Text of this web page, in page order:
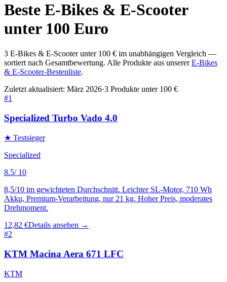
Beste E-Bikes & E-Scooter
unter 100 Euro
3 E-Bikes & E-Scooterunter 100 € im unabhängigen Vergleich —
sortiert nach Gesamtbewertung. Alle Produkte aus unserer E-Bikes
& E-Scooter-Bestenliste.
Zuletzt aktualisiert: März 2026·3 Produkte unter 100 €
#1
Specialized Turbo Vado 4.0
★ Testsieger
Specialized
8.5/ 10
8,5/10 im gewichteten Durchschnitt. Leichter SL-Motor, 710 Wh
Akku, Premium-Verarbeitung, nur 21 kg. Hoher Preis, moderates
Drehmoment.
12,82 €Details ansehen →
#2
KTM Macina Aera 671 LFC
KTM